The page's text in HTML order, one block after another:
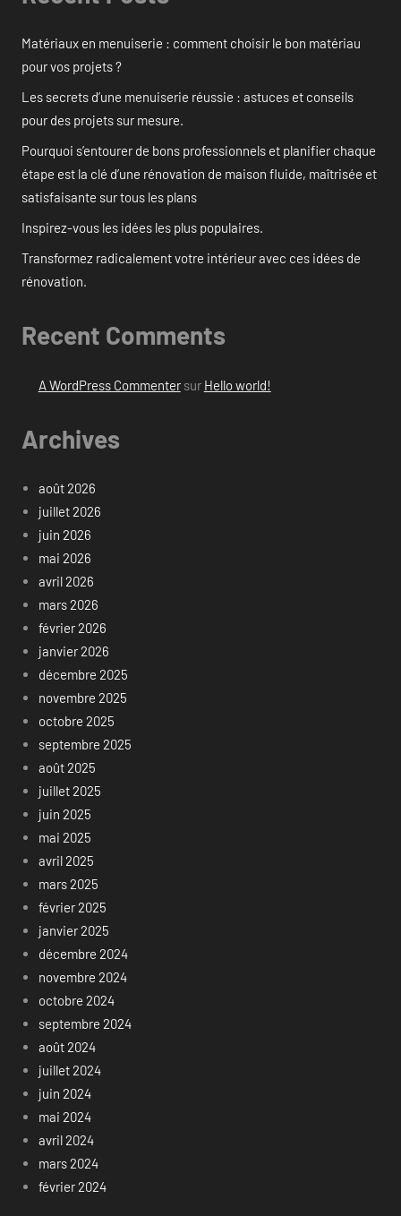
Matériaux en menuiserie : comment choisir le bon matériau
pour vos projets ?
Les secrets d’une menuiserie réussie : astuces et conseils
pour des projets sur mesure.
Pourquoi s’entourer de bons professionnels et planifier chaque
étape est la clé d’une rénovation de maison fluide, maîtrisée et
satisfaisante sur tous les plans
Inspirez-vous les idées les plus populaires.
Transformez radicalement votre intérieur avec ces idées de
rénovation.
Recent Comments
A WordPress Commentersur Hello world!
Archives
août 2026
juillet 2026
juin 2026
mai 2026
avril 2026
mars 2026
février 2026
janvier 2026
décembre 2025
novembre 2025
octobre 2025
septembre 2025
août 2025
juillet 2025
juin 2025
mai 2025
avril 2025
mars 2025
février 2025
janvier 2025
décembre 2024
novembre 2024
octobre 2024
septembre 2024
août 2024
juillet 2024
juin 2024
mai 2024
avril 2024
mars 2024
février 2024